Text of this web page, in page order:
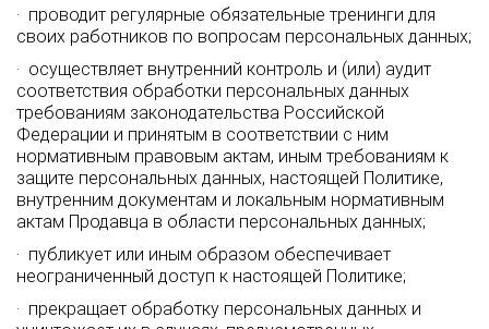
· проводит регулярные обязательные тренинги для
своих работников по вопросам персональных данных;
· осуществляет внутренний контроль и (или) аудит
соответствия обработки персональных данных
требованиям законодательства Российской
Федерации и принятым в соответствии с ним
нормативным правовым актам, иным требованиям к
защите персональных данных, настоящей Политике,
внутренним документам и локальным нормативным
актам Продавца в области персональных данных;
· публикует или иным образом обеспечивает
неограниченный доступ к настоящей Политике;
· прекращает обработку персональных данных и